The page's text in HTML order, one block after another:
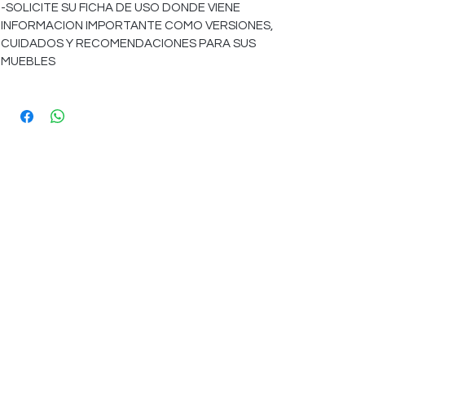
-SOLICITE SU FICHA DE USO DONDE VIENE
INFORMACION IMPORTANTE COMO VERSIONES,
CUIDADOS Y RECOMENDACIONES PARA SUS
MUEBLES